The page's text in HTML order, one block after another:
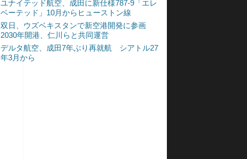
ユナイテッド航空、成田に新仕様787-9「エレ
ベーテッド」10月からヒューストン線
双日、ウズベキスタンで新空港開発に参画
2030年開港、仁川らと共同運営
デルタ航空、成田7年ぶり再就航 シアトル27
年3月から